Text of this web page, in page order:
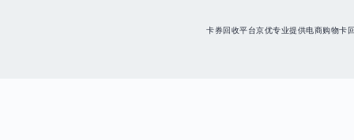
卡券回收平台京优专业提供电商购物卡